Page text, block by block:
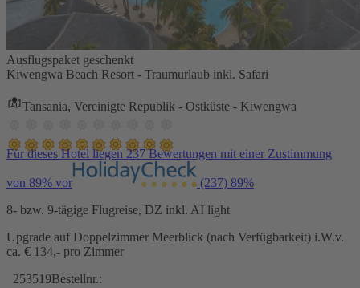
Ausflugspaket geschenkt
Kiwengwa Beach Resort - Traumurlaub inkl. Safari
Tansania, Vereinigte Republik - Ostküste - Kiwengwa
Für dieses Hotel liegen 237 Bewertungen mit einer Zustimmung
von 89% vor (237) 89%
8- bzw. 9-tägige Flugreise, DZ inkl. AI light
Upgrade auf Doppelzimmer Meerblick (nach Verfügbarkeit) i.W.v.
ca. € 134,- pro Zimmer
253519Bestellnr.: